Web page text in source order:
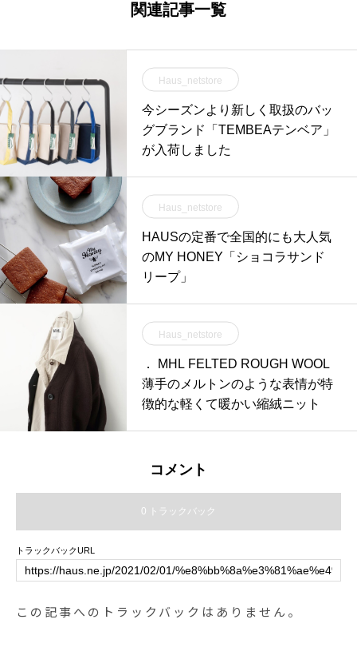
関連記事一覧
Haus_netstore
今シーズンより新しく取扱のバッ
グブランド「TEMBEAテンベア」
が入荷しました
Haus_netstore
HAUSの定番で全国的にも大人気
のMY HONEY「ショコラサンド
リープ」
Haus_netstore
． MHL FELTED ROUGH WOOL
薄手のメルトンのような表情が特
徴的な軽くて暖かい縮絨ニット
コメント
0 トラックバック
トラックバックURL
この記事へのトラックバックはありません。